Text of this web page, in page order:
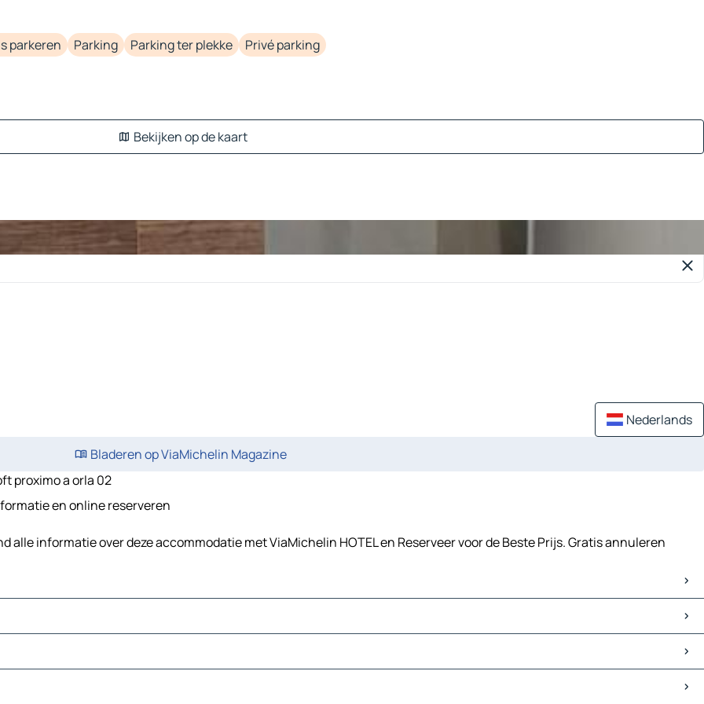
parkeren Parking Parking ter plekke Privé parking
Bekijken op de kaart
Nederlands
Bladeren op ViaMichelin Magazine
proximo a orla 02
en online reserveren
alle informatie over deze accommodatie met ViaMichelin HOTEL en Reserveer voor de Beste Prijs. Gratis annuleren